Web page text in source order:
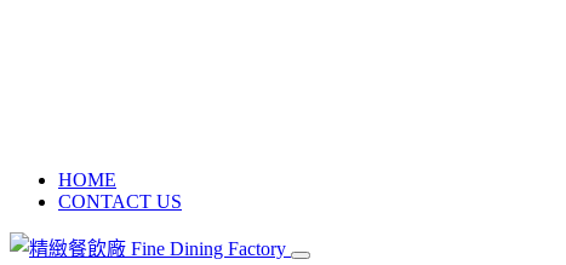
HOME
CONTACT US